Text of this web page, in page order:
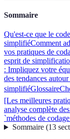
Sommaire
Qu'est-ce que le
simplifiéComment
vos pratiques de
esprit de
: Impliquez votre
des tendances
simplifiéGlossaire
[Les meilleures
analyse complète
`méthodes de
Sommaire(13